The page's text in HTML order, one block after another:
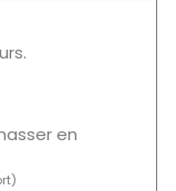
en